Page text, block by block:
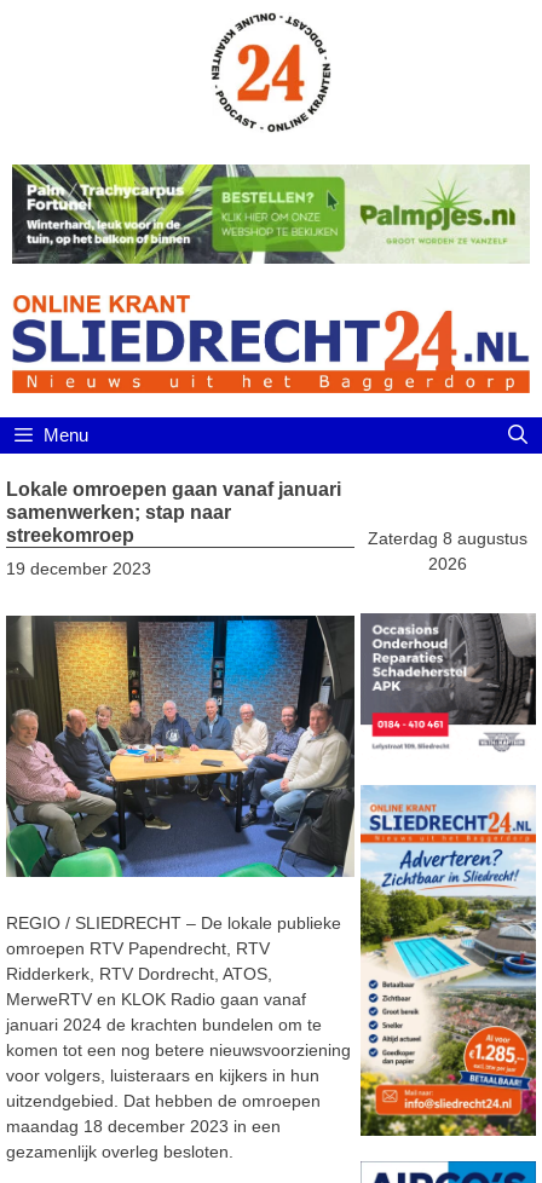
Menu
Lokale omroepen gaan vanaf januari
samenwerken; stap naar
streekomroep
19 december 2023
REGIO / SLIEDRECHT – De lokale publieke
omroepen RTV Papendrecht, RTV
Ridderkerk, RTV Dordrecht, ATOS,
MerweRTV en KLOK Radio gaan vanaf
januari 2024 de krachten bundelen om te
komen tot een nog betere nieuwsvoorziening
voor volgers, luisteraars en kijkers in hun
uitzendgebied. Dat hebben de omroepen
maandag 18 december 2023 in een
gezamenlijk overleg besloten.
Zaterdag 8 augustus
2026